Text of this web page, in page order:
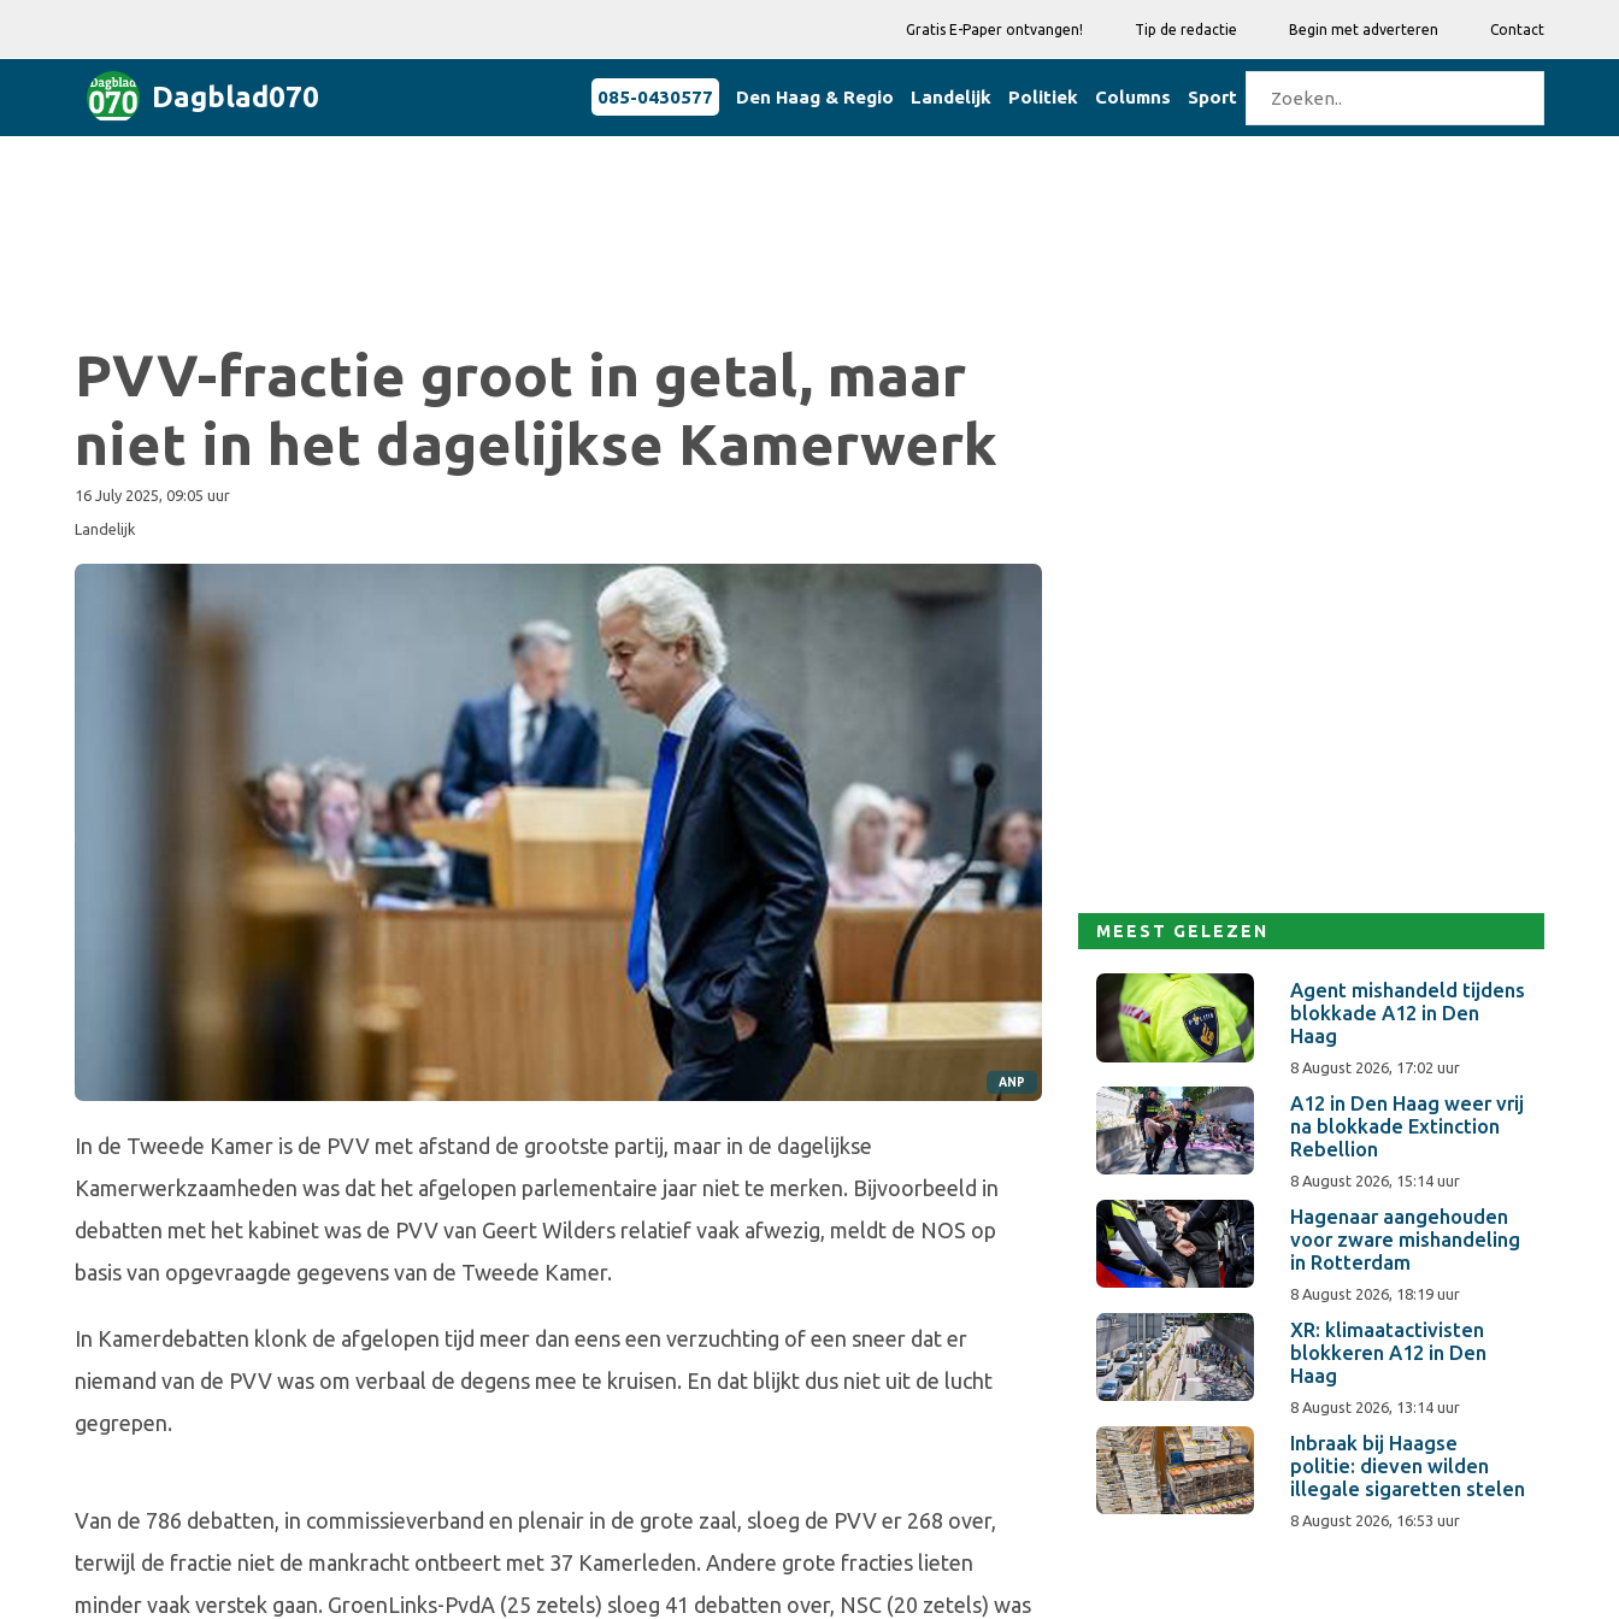
Gratis E-Paper ontvangen! Tip de redactie Begin met adverteren Contact
Dagblad070 085-0430577 Den Haag & Regio Landelijk Politiek Columns Sport
PVV-fractie groot in getal, maar
niet in het dagelijkse Kamerwerk
16 July 2025, 09:05 uur
Landelijk
ANP
In de Tweede Kamer is de PVV met afstand de grootste partij, maar in de dagelijkse
Kamerwerkzaamheden was dat het afgelopen parlementaire jaar niet te merken. Bijvoorbeeld in
debatten met het kabinet was de PVV van Geert Wilders relatief vaak afwezig, meldt de NOS op
basis van opgevraagde gegevens van de Tweede Kamer.
In Kamerdebatten klonk de afgelopen tijd meer dan eens een verzuchting of een sneer dat er
niemand van de PVV was om verbaal de degens mee te kruisen. En dat blijkt dus niet uit de lucht
gegrepen.
Van de 786 debatten, in commissieverband en plenair in de grote zaal, sloeg de PVV er 268 over,
terwijl de fractie niet de mankracht ontbeert met 37 Kamerleden. Andere grote fracties lieten
minder vaak verstek gaan. GroenLinks-PvdA (25 zetels) sloeg 41 debatten over, NSC (20 zetels) was
MEEST GELEZEN
Agent mishandeld tijdens
blokkade A12 in Den
Haag
8 August 2026, 17:02 uur
A12 in Den Haag weer vrij
na blokkade Extinction
Rebellion
8 August 2026, 15:14 uur
Hagenaar aangehouden
voor zware mishandeling
in Rotterdam
8 August 2026, 18:19 uur
XR: klimaatactivisten
blokkeren A12 in Den
Haag
8 August 2026, 13:14 uur
Inbraak bij Haagse
politie: dieven wilden
illegale sigaretten stelen
8 August 2026, 16:53 uur